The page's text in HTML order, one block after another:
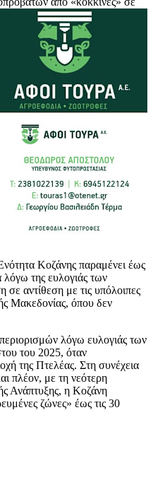
Κοζάνης παραμένει έως
λόγω της ευλογιάς των
αντίθεση με τις υπόλοιπες
Μακεδονίας, όπου δεν
λόγω ευλογιάς των
του 2025, όταν
της Πτελέας. Στη συνέχεια
πλέον, με τη νεότερη
Ανάπτυξης, η Κοζάνη
ζώνες» έως τις 30